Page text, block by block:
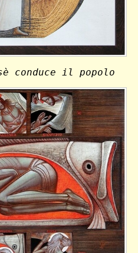
conduce il popolo